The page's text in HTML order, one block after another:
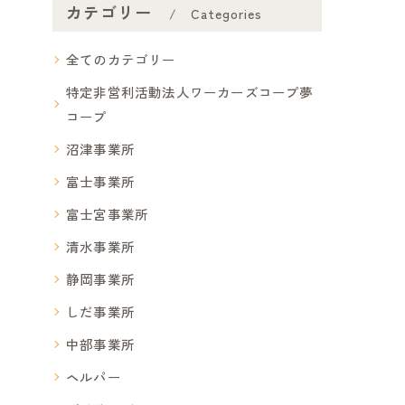
カテゴリー Categories
全てのカテゴリー
特定非営利活動法人ワーカーズコープ夢
コープ
沼津事業所
富士事業所
富士宮事業所
清水事業所
静岡事業所
しだ事業所
中部事業所
ヘルパー